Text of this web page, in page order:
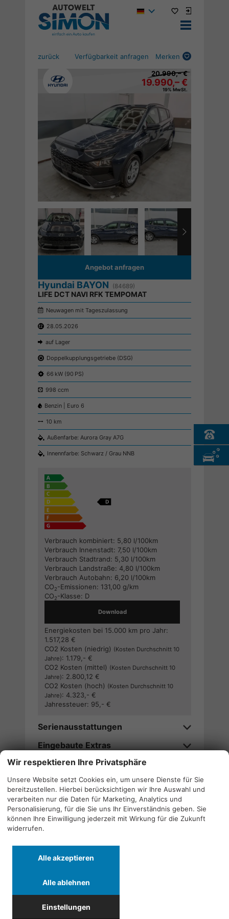
zurück Verfügbarkeit anfragen Merken
20.990,– €
19.990,– €
19% MwSt.
Angebot anfragen
(84689)
Hyundai BAYON
LIFE DCT NAVI RFK TEMPOMAT
Neuwagen mit Tageszulassung
28.05.2026
auf Lager
Doppelkupplungsgetriebe (DSG)
66 kW (90 PS)
998 ccm
Benzin | Euro 6
10 km
Außenfarbe: Aurora Gray A7G
Innennfarbe: Schwarz / Grau NNB
Verbrauch kombiniert: 5,80 l/100km
Verbrauch Innenstadt: 7,50 l/100km
Verbrauch Stadtrand: 5,30 l/100km
Verbrauch Landstraße: 4,80 l/100km
Verbrauch Autobahn: 6,20 l/100km
CO2-Emissionen: 131,00 g/km
CO2-Klasse: D
Download
Energiekosten bei 15.000 km pro Jahr:
1.517,28 €
CO2 Kosten (niedrig) (Kosten Durchschnitt 10
Jahre): 1.179,- €
CO2 Kosten (mittel) (Kosten Durchschnitt 10
Jahre): 2.800,12 €
CO2 Kosten (hoch) (Kosten Durchschnitt 10
Jahre): 4.323,- €
Jahressteuer: 95,- €
Serienausstattungen
Eingebaute Extras
Wir rufen Sie an
Alle
von
Romeo
anzeigen
Quicklinks
Wir respektieren Ihre Privatsphäre
Unsere Website setzt Cookies ein, um unsere Dienste für Sie
bereitzustellen. Hierbei berücksichtigen wir Ihre Auswahl und
verarbeiten nur die Daten für Marketing, Analytics und
Personalisierung, für die Sie uns Ihr Einverständnis geben. Sie
können Ihre Einwilligung jederzeit mit Wirkung für die Zukunft
widerrufen.
Alle akzeptieren
Alle ablehnen
Einstellungen